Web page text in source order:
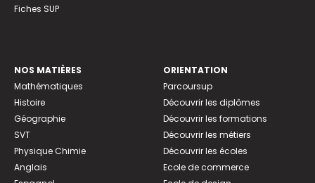
Fiches SUP
NOS MATIÈRES
Mathématiques
Histoire
Géographie
SVT
Physique Chimie
Anglais
ORIENTATION
Parcoursup
Découvrir les diplômes
Découvrir les formations
Découvrir les métiers
Découvrir les écoles
Ecole de commerce